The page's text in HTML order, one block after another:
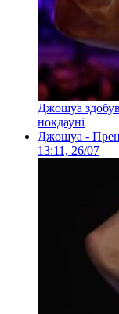
Джошуа
нокдауні
Джошуа -
13:11, 26/07